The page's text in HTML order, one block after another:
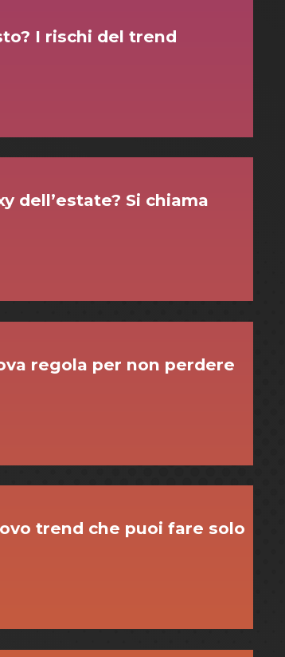
I rischi del trend
dell’estate? Si chiama
regola per non perdere
trend che puoi fare solo